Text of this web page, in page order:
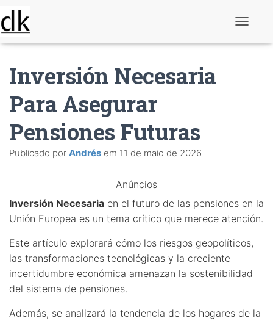
Inversión Necesaria
Para Asegurar
Pensiones Futuras
Publicado por Andrés em 11 de maio de 2026
Anúncios
Inversión Necesaria en el futuro de las pensiones en la
Unión Europea es un tema crítico que merece atención.
Este artículo explorará cómo los riesgos geopolíticos,
las transformaciones tecnológicas y la creciente
incertidumbre económica amenazan la sostenibilidad
del sistema de pensiones.
Además, se analizará la tendencia de los hogares de la